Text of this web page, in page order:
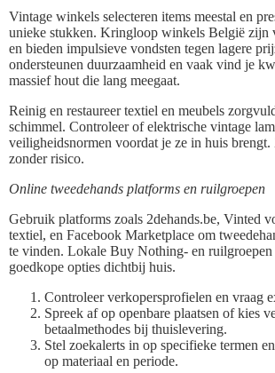
Vintage winkels selecteren items meestal en
unieke stukken. Kringloop winkels België zijn
en bieden impulsieve vondsten tegen lagere
ondersteunen duurzaamheid en vaak vind je
massief hout die lang meegaat.
Reinig en restaureer textiel en meubels
schimmel. Controleer of elektrische vintage
veiligheidsnormen voordat je ze in huis
zonder risico.
Online tweedehands platforms en ruilgroepen
Gebruik platforms zoals 2dehands.be, Vinted
textiel, en Facebook Marketplace om
te vinden. Lokale Buy Nothing- en ruilgroepen
goedkope opties dichtbij huis.
Controleer verkopersprofielen en vraag
Spreek af op openbare plaatsen of kies
betaalmethodes bij thuislevering.
Stel zoekalerts in op specifieke termen
op materiaal en periode.